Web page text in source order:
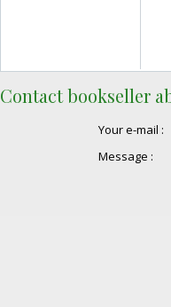
Contact bookseller
Your e-mail :
Message :